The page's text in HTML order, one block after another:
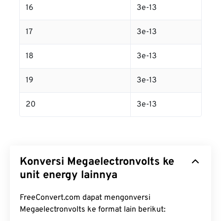
16 3e-13
17 3e-13
18 3e-13
19 3e-13
20 3e-13
Konversi Megaelectronvolts ke
unit energy lainnya
FreeConvert.com dapat mengonversi
Megaelectronvolts ke format lain berikut: